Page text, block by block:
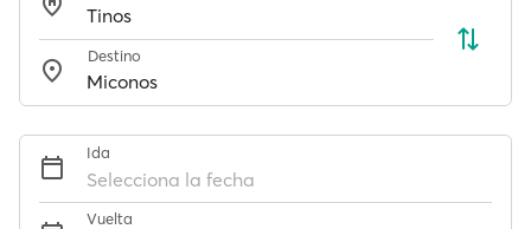
Destino
Ida
Selecciona la fecha
Vuelta